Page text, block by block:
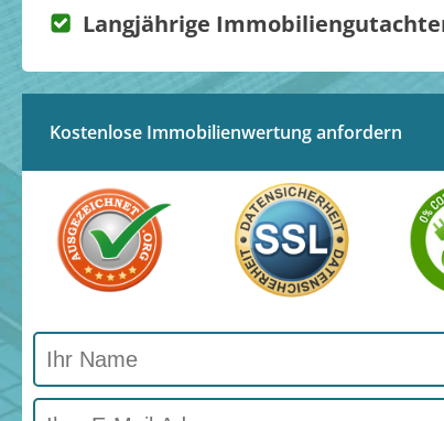
Langjährige
Kostenlose Immobilienwertung anfordern